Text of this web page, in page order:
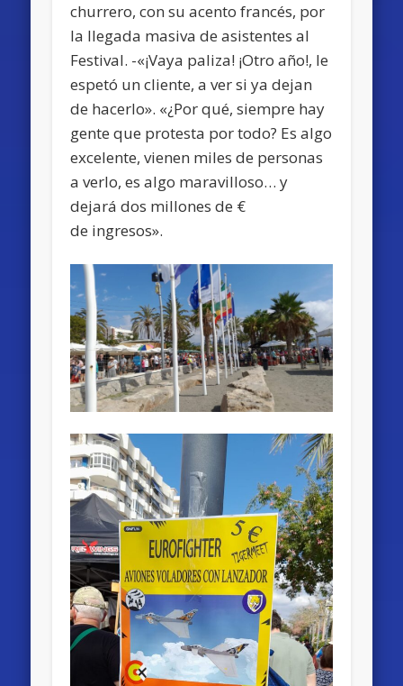
churrero, con su acento francés, por
la llegada masiva de asistentes al
Festival. -«¡Vaya paliza! ¡Otro año!, le
espetó un cliente, a ver si ya dejan
de hacerlo». «¿Por qué, siempre hay
gente que protesta por todo? Es algo
excelente, vienen miles de personas
a verlo, es algo maravilloso… y
dejará dos millones de €
de ingresos».